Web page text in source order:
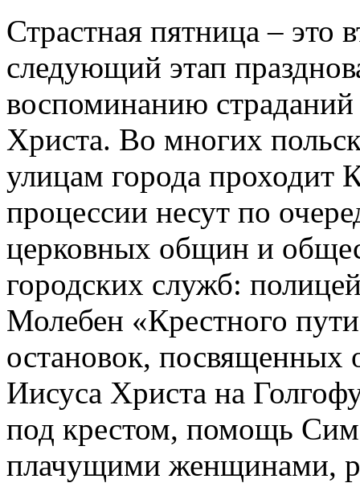
Страстная пятница – это
следующий этап
воспоминанию
Христа. Во многих
улицам города проходит
процессии несут по
церковных общин и
городских служб:
Молебен «Крестного
остановок,
Иисуса Христа на
под крестом, помощь
плачущими женщинами,